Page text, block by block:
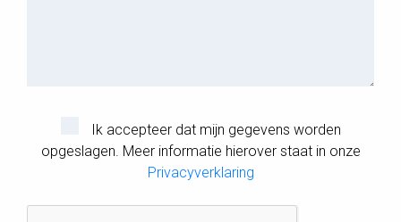
Ik accepteer dat mijn gegevens worden
opgeslagen. Meer informatie hierover staat in onze
Privacyverklaring